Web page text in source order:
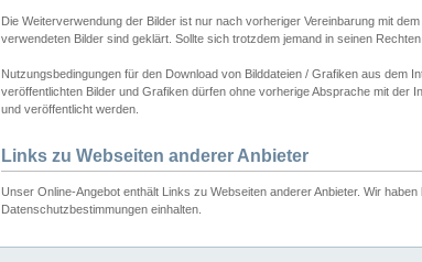
Die Weiterverwendung der Bilder ist nur nach vorheriger Vereinbarung mit
verwendeten Bilder sind geklärt. Sollte sich trotzdem jemand in seinen
Nutzungsbedingungen für den Download von Bilddateien / Grafiken aus dem
veröffentlichten Bilder und Grafiken dürfen ohne vorherige Absprache mit der
und veröffentlicht werden.
Links zu Webseiten anderer Anbieter
Unser Online-Angebot enthält Links zu Webseiten anderer Anbieter. Wir
Datenschutzbestimmungen einhalten.